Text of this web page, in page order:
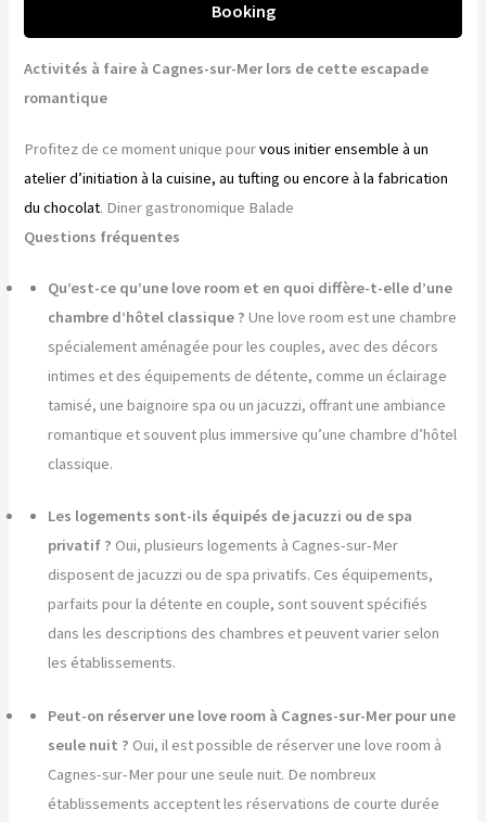
Booking
Activités à faire à Cagnes-sur-Mer lors de cette escapade
romantique
Profitez de ce moment unique pourvous initier ensemble à un
atelier d’initiation à la cuisine, au tufting ou encore à la fabrication
du chocolat. Diner gastronomique Balade
Questions fréquentes
Qu’est-ce qu’une love room et en quoi diffère-t-elle d’une
chambre d’hôtel classique ? Une love room est une chambre
spécialement aménagée pour les couples, avec des décors
intimes et des équipements de détente, comme un éclairage
tamisé, une baignoire spa ou un jacuzzi, offrant une ambiance
romantique et souvent plus immersive qu’une chambre d’hôtel
classique.
Les logements sont-ils équipés de jacuzzi ou de spa
privatif ? Oui, plusieurs logements à Cagnes-sur-Mer
disposent de jacuzzi ou de spa privatifs. Ces équipements,
parfaits pour la détente en couple, sont souvent spécifiés
dans les descriptions des chambres et peuvent varier selon
les établissements.
Peut-on réserver une love room à Cagnes-sur-Mer pour une
seule nuit ? Oui, il est possible de réserver une love room à
Cagnes-sur-Mer pour une seule nuit. De nombreux
établissements acceptent les réservations de courte durée